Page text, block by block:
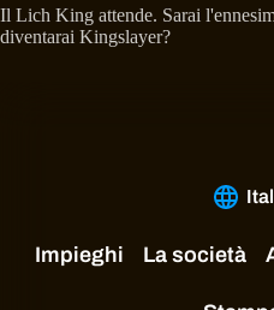
Il Lich King attende. Sarai
diventarai Kingslayer?